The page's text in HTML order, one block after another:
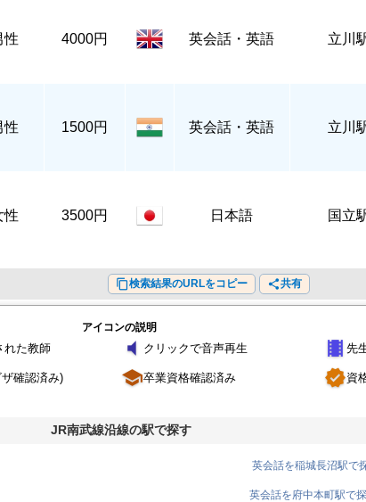
性 4000円 英会話・英語 立川
性 1500円 英会話・英語 立川
性 3500円 日本語 国立
content_copy検索結果のURLをコピー share共有
アイコンの説明
れた教師 volume_mute クリックで音声再生 theaters 先
確認済み) school卒業資格確認済み verified資
JR南武線沿線の駅で探す
英会話を稲城長沼駅で
英会話を府中本町駅で